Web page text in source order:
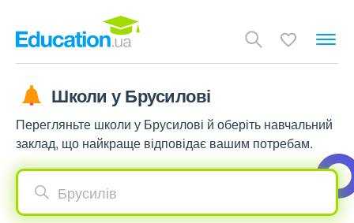
Школи у Брусилові
Перегляньте школи у Брусилові й оберіть навчальний
заклад, що найкраще відповідає вашим потребам.
Брусилів